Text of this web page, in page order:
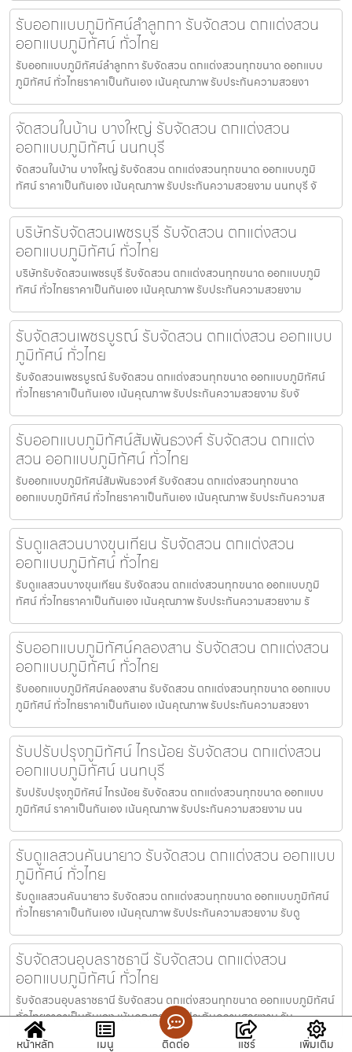
รับออกแบบภูมิทัศน์ลำลูกกา รับจัดสวน ตกแต่งสวน
ออกแบบภูมิทัศน์ ทั่วไทย
รับออกแบบภูมิทัศน์ลำลูกกา รับจัดสวน ตกแต่งสวนทุกขนาด ออกแบบ
ภูมิทัศน์ ทั่วไทยราคาเป็นกันเอง เน้นคุณภาพ รับประกันความสวยงา
จัดสวนในบ้าน บางใหญ่ รับจัดสวน ตกแต่งสวน
ออกแบบภูมิทัศน์ นนทบุรี
จัดสวนในบ้าน บางใหญ่ รับจัดสวน ตกแต่งสวนทุกขนาด ออกแบบภูมิ
ทัศน์ ราคาเป็นกันเอง เน้นคุณภาพ รับประกันความสวยงาม นนทบุรี จั
บริษัทรับจัดสวนเพชรบุรี รับจัดสวน ตกแต่งสวน
ออกแบบภูมิทัศน์ ทั่วไทย
บริษัทรับจัดสวนเพชรบุรี รับจัดสวน ตกแต่งสวนทุกขนาด ออกแบบภูมิ
ทัศน์ ทั่วไทยราคาเป็นกันเอง เน้นคุณภาพ รับประกันความสวยงาม
รับจัดสวนเพชรบูรณ์ รับจัดสวน ตกแต่งสวน ออกแบบ
ภูมิทัศน์ ทั่วไทย
รับจัดสวนเพชรบูรณ์ รับจัดสวน ตกแต่งสวนทุกขนาด ออกแบบภูมิทัศน์
ทั่วไทยราคาเป็นกันเอง เน้นคุณภาพ รับประกันความสวยงาม รับจั
รับออกแบบภูมิทัศน์สัมพันธวงศ์ รับจัดสวน ตกแต่ง
สวน ออกแบบภูมิทัศน์ ทั่วไทย
รับออกแบบภูมิทัศน์สัมพันธวงศ์ รับจัดสวน ตกแต่งสวนทุกขนาด
ออกแบบภูมิทัศน์ ทั่วไทยราคาเป็นกันเอง เน้นคุณภาพ รับประกันความส
รับดูแลสวนบางขุนเทียน รับจัดสวน ตกแต่งสวน
ออกแบบภูมิทัศน์ ทั่วไทย
รับดูแลสวนบางขุนเทียน รับจัดสวน ตกแต่งสวนทุกขนาด ออกแบบภูมิ
ทัศน์ ทั่วไทยราคาเป็นกันเอง เน้นคุณภาพ รับประกันความสวยงาม รั
รับออกแบบภูมิทัศน์คลองสาน รับจัดสวน ตกแต่งสวน
ออกแบบภูมิทัศน์ ทั่วไทย
รับออกแบบภูมิทัศน์คลองสาน รับจัดสวน ตกแต่งสวนทุกขนาด ออกแบบ
ภูมิทัศน์ ทั่วไทยราคาเป็นกันเอง เน้นคุณภาพ รับประกันความสวยงา
รับปรับปรุงภูมิทัศน์ ไทรน้อย รับจัดสวน ตกแต่งสวน
ออกแบบภูมิทัศน์ นนทบุรี
รับปรับปรุงภูมิทัศน์ ไทรน้อย รับจัดสวน ตกแต่งสวนทุกขนาด ออกแบบ
ภูมิทัศน์ ราคาเป็นกันเอง เน้นคุณภาพ รับประกันความสวยงาม นน
รับดูแลสวนคันนายาว รับจัดสวน ตกแต่งสวน ออกแบบ
ภูมิทัศน์ ทั่วไทย
รับดูแลสวนคันนายาว รับจัดสวน ตกแต่งสวนทุกขนาด ออกแบบภูมิทัศน์
ทั่วไทยราคาเป็นกันเอง เน้นคุณภาพ รับประกันความสวยงาม รับดู
รับจัดสวนอุบลราชธานี รับจัดสวน ตกแต่งสวน
ออกแบบภูมิทัศน์ ทั่วไทย
รับจัดสวนอุบลราชธานี รับจัดสวน ตกแต่งสวนทุกขนาด ออกแบบภูมิทัศน์
ทั่วไทยราคาเป็นกันเอง เน้นคุณภาพ รับประกันความสวยงาม รับ
หน้าหลัก เมนู ติดต่อ แชร์ เพิ่มเติม